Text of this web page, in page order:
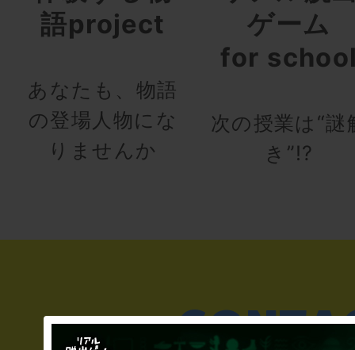
語project
あなたも、物語
の登場人物にな
りませんか
ゲーム
for
次の授業は“謎
き”!?